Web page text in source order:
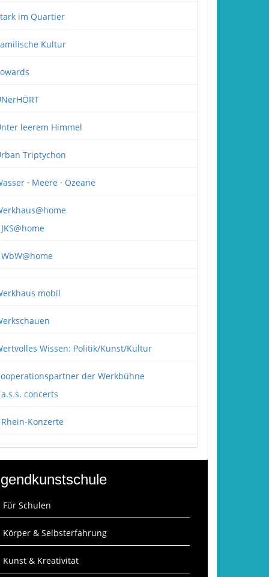
im Quartier
Kultur
leerem Himmel
Triptychon
· Meere · Ozeane
JKS@home
WbW@home
mobil
Wissen: Politik/Kunst/Kultur
der Werkbühne
a.s.s. concerts
Rhein-Konzerte
Für Schulen
Körper & Selbsterfahrung
Kunst & Kreativität